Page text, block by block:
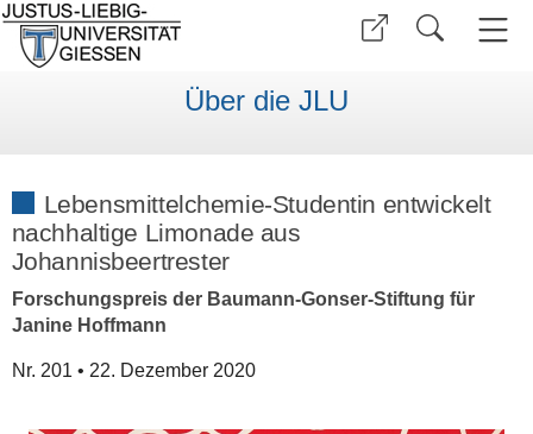
Über die JLU
Lebensmittelchemie-Studentin entwickelt
nachhaltige Limonade aus
Johannisbeertrester
Forschungspreis der Baumann-Gonser-Stiftung für
Janine Hoffmann
Nr. 201 • 22. Dezember 2020